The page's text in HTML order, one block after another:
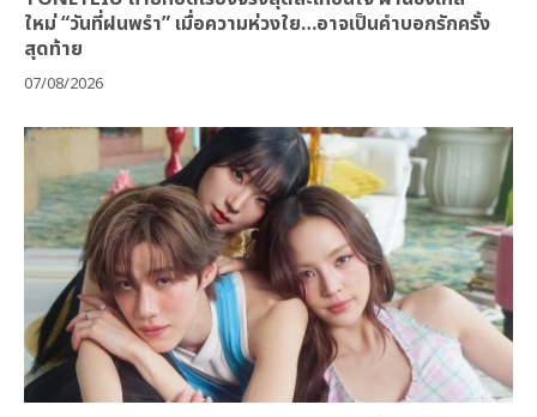
ใหม่ “วันที่ฝนพรำ” เมื่อความห่วงใย…อาจเป็นคำบอกรักครั้ง
สุดท้าย
07/08/2026